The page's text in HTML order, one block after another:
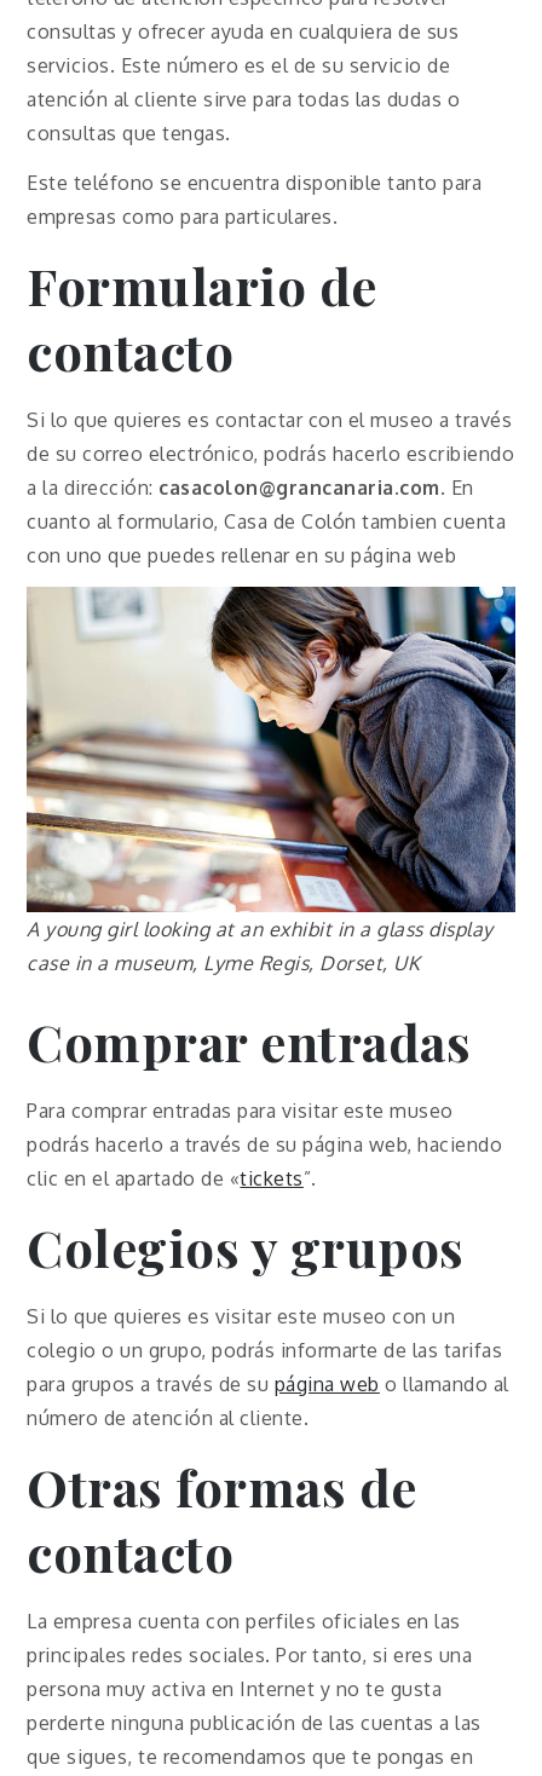
consultas y ofrecer ayuda en cualquiera de sus
servicios. Este número es el de su servicio de
atención al cliente sirve para todas las dudas o
consultas que tengas.
Este teléfono se encuentra disponible tanto para
empresas como para particulares.
Formulario de
contacto
Si lo que quieres es contactar con el museo a través
de su correo electrónico, podrás hacerlo escribiendo
a la dirección: casacolon@grancanaria.com. En
cuanto al formulario, Casa de Colón tambien cuenta
con uno que puedes rellenar en su página web
A young girl looking at an exhibit in a glass display
case in a museum, Lyme Regis, Dorset, UK
Comprar entradas
Para comprar entradas para visitar este museo
podrás hacerlo a través de su página web, haciendo
clic en el apartado de «tickets”.
Colegios y grupos
Si lo que quieres es visitar este museo con un
colegio o un grupo, podrás informarte de las tarifas
para grupos a través de su página web o llamando al
número de atención al cliente.
Otras formas de
contacto
La empresa cuenta con perfiles oficiales en las
principales redes sociales. Por tanto, si eres una
persona muy activa en Internet y no te gusta
perderte ninguna publicación de las cuentas a las
que sigues, te recomendamos que te pongas en